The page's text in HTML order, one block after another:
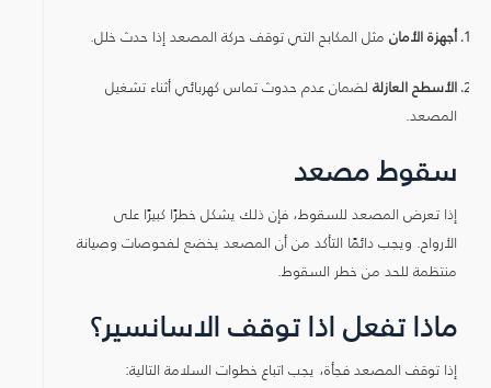
أجهزة الأمان مثل المكابح التي توقف حركة المصعد إذا حدث خلل.
الأسطح العازلة لضمان عدم حدوث تماس كهربائي أثناء تشغيل
المصعد.
سقوط مصعد
إذا تعرض المصعد للسقوط، فإن ذلك يشكل خطرًا كبيرًا على
الأرواح. ويجب دائمًا التأكد من أن المصعد يخضع لفحوصات وصيانة
منتظمة للحد من خطر السقوط.
ماذا تفعل اذا توقف الاسانسير؟
إذا توقف المصعد فجأة، يجب اتباع خطوات السلامة التالية: